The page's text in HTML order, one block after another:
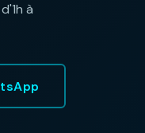
à